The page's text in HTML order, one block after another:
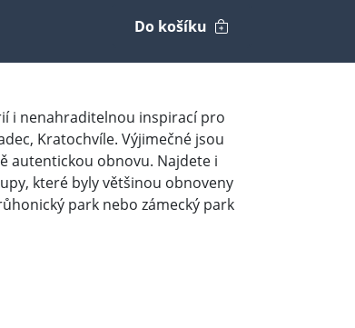
Do košíku
i nenahraditelnou inspirací pro
Kratochvíle. Výjimečné jsou
autentickou obnovu. Najdete i
které byly většinou obnoveny
park nebo zámecký park